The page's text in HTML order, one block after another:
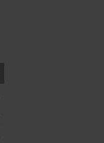
mindsket i